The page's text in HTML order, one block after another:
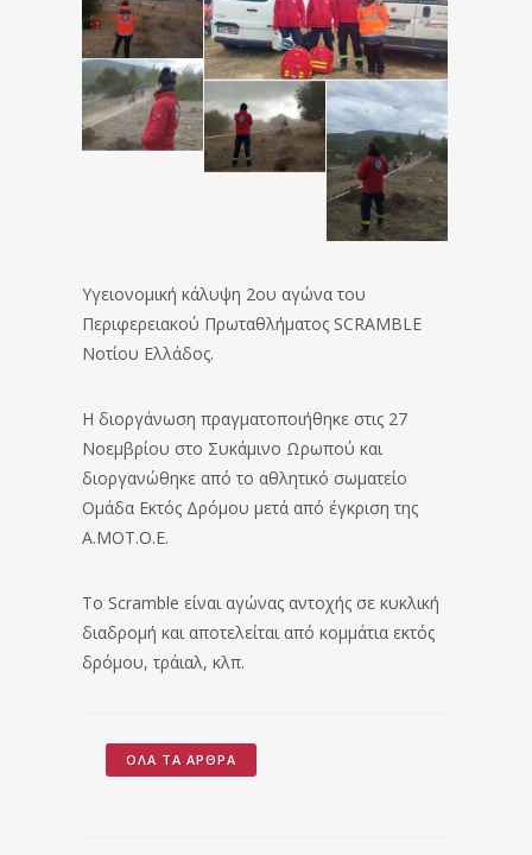
Υγειονομική κάλυψη 2ου αγώνα του
Περιφερειακού Πρωταθλήματος SCRAMBLE
Νοτίου Ελλάδος.
Η διοργάνωση πραγματοποιήθηκε στις 27
Νοεμβρίου στο Συκάμινο Ωρωπού και
διοργανώθηκε από το αθλητικό σωματείο
Ομάδα Εκτός Δρόμου μετά από έγκριση της
Α.ΜΟΤ.Ο.Ε.
Το Scramble είναι αγώνας αντοχής σε κυκλική
διαδρομή και αποτελείται από κοµµάτια εκτός
δρόμου, τράιαλ, κλπ.
ΌΛΑ ΤΑ ΆΡΘΡΑ